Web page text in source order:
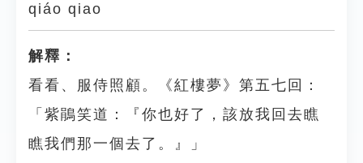
qiáo qiao
解釋：
看看、服侍照顧。《紅樓夢》第五七回：
「紫鵑笑道：『你也好了，該放我回去瞧
瞧我們那一個去了。』」